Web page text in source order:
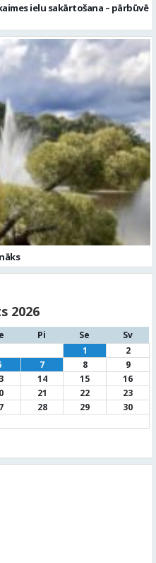
ielu sakārtošana – pārbūvē
2026
Pi Se
Sv
1
2
7 8
9
14 15
16
21 22
23
28 29
30